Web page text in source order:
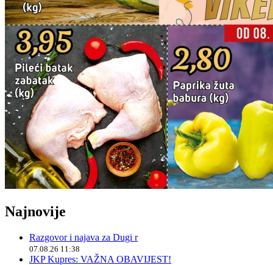
Najnovije
Razgovor i najava za Dugi r
07.08.26 11:38
JKP Kupres: VAŽNA OBAVIJEST!